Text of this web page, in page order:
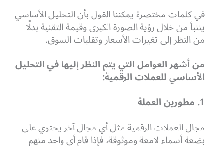
في كلمات مختصرة يمكننا القول بأن التحليل الأساسي
يتنبأ من خلال رؤية الصورة الكبرى وقيمة التقنية بدلًا
من النظر إلى تغيرات الأسعار وتقلبات السوق.
من أشهر العوامل التي يتم النظر إليها في التحليل
الأساسي للعملات الرقمية:
1. مطورين العملة
مجال العملات الرقمية مثل أي مجال آخر يحتوي على
بضعة أسماء لامعة وموثوقة، فإذا قام أي واحد منهم